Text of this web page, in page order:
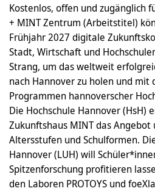
Kostenlos, offen und zugänglich
+ MINT Zentrum (Arbeitstitel)
Frühjahr 2027 digitale
Stadt, Wirtschaft und
Strang, um das weltweit
nach Hannover zu holen und
Programmen hannoverscher
Die Hochschule Hannover
Zukunftshaus MINT das Angebot
Altersstufen und Schulformen.
Hannover (LUH) will
Spitzenforschung profitieren
den Laboren PROTOYS und